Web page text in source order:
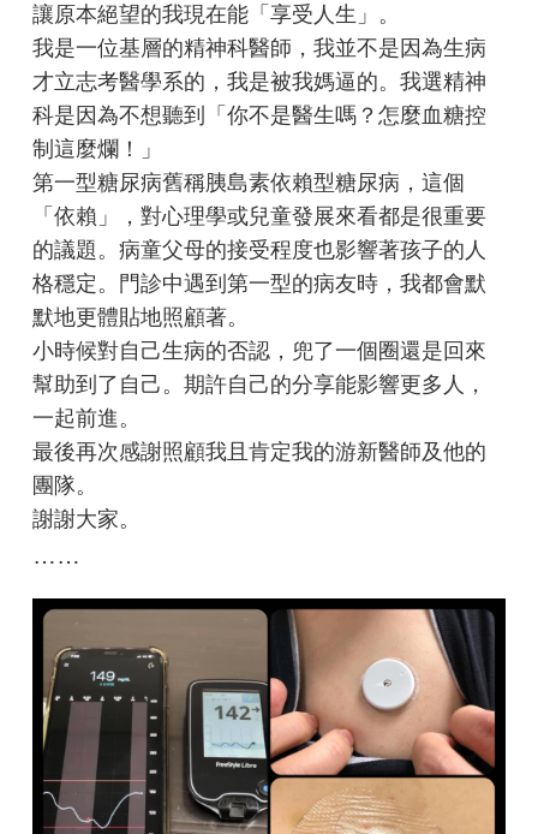
讓原本絕望的我現在能「享受人生」。
我是一位基層的精神科醫師，我並不是因為生病
才立志考醫學系的，我是被我媽逼的。我選精神
科是因為不想聽到「你不是醫生嗎？怎麼血糖控
制這麼爛！」
第一型糖尿病舊稱胰島素依賴型糖尿病，這個
「依賴」，對心理學或兒童發展來看都是很重要
的議題。病童父母的接受程度也影響著孩子的人
格穩定。門診中遇到第一型的病友時，我都會默
默地更體貼地照顧著。
小時候對自己生病的否認，兜了一個圈還是回來
幫助到了自己。期許自己的分享能影響更多人，
一起前進。
最後再次感謝照顧我且肯定我的游新醫師及他的
團隊。
謝謝大家。
……